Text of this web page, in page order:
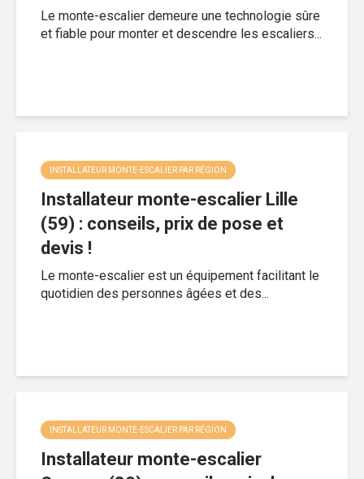
Le monte-escalier demeure une technologie sûre
et fiable pour monter et descendre les escaliers...
INSTALLATEUR MONTE-ESCALIER PAR RÉGION
Installateur monte-escalier Lille
(59) : conseils, prix de pose et
devis !
Le monte-escalier est un équipement facilitant le
quotidien des personnes âgées et des...
INSTALLATEUR MONTE-ESCALIER PAR RÉGION
Installateur monte-escalier